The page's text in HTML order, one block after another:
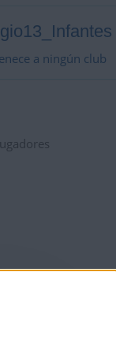
a ningún club
jugadores